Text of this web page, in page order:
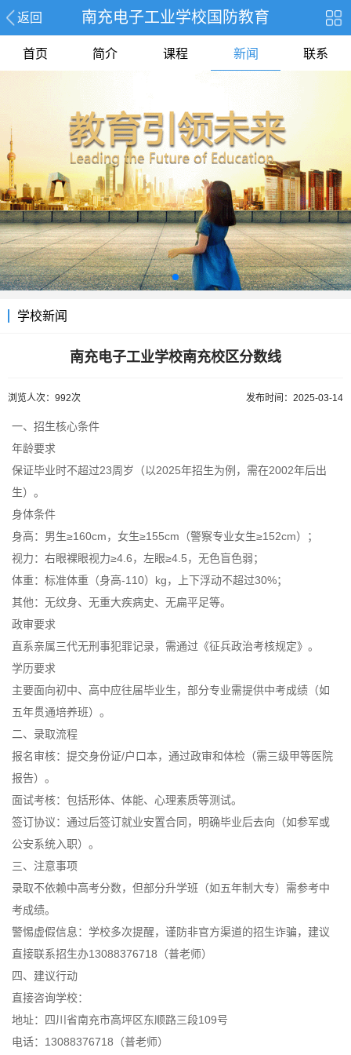
返回 南充电子工业学校国防教育
首页 简介 课程 新闻 联系
学校新闻
南充电子工业学校南充校区分数线
浏览人次：992次 发布时间：2025-03-14
一、招生核心条件
年龄要求
保证毕业时不超过23周岁（以2025年招生为例，需在2002年后出
生）。
身体条件
身高：男生≥160cm，女生≥155cm（警察专业女生≥152cm）；
视力：右眼裸眼视力≥4.6，左眼≥4.5，无色盲色弱；
体重：标准体重（身高-110）kg，上下浮动不超过30%；
其他：无纹身、无重大疾病史、无扁平足等。
政审要求
直系亲属三代无刑事犯罪记录，需通过《征兵政治考核规定》。
学历要求
主要面向初中、高中应往届毕业生，部分专业需提供中考成绩（如
五年贯通培养班）。
二、录取流程
报名审核：提交身份证/户口本，通过政审和体检（需三级甲等医院
报告）。
面试考核：包括形体、体能、心理素质等测试。
签订协议：通过后签订就业安置合同，明确毕业后去向（如参军或
公安系统入职）。
三、注意事项
录取不依赖中高考分数，但部分升学班（如五年制大专）需参考中
考成绩。
警惕虚假信息：学校多次提醒，谨防非官方渠道的招生诈骗，建议
直接联系招生办13088376718（普老师）
四、建议行动
直接咨询学校：
地址：四川省南充市高坪区东顺路三段109号
电话：13088376718（普老师）